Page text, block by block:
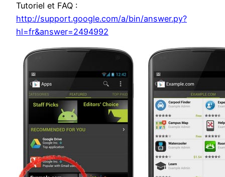
Tutoriel et FAQ :
http://support.google.com/a/bin/answer.py?
hl=fr&answer=2494992